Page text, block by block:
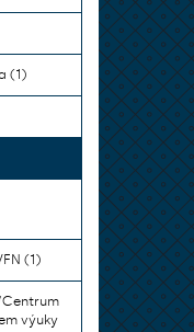
(1)
(1)
výuky